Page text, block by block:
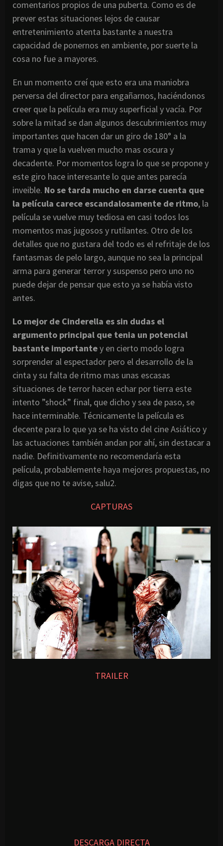
comentarios propios de una puberta. Como es de
prever estas situaciones lejos de causar
entretenimiento atenta bastante a nuestra
capacidad de ponernos en ambiente, por suerte la
cosa no fue a mayores.
En un momento creí que esto era una maniobra
perversa del director para engañarnos, haciéndonos
creer que la película era muy superficial y vacía. Por
sobre la mitad se dan algunos descubrimientos muy
importantes que hacen dar un giro de 180° a la
trama y que la vuelven mucho mas oscura y
decadente. Por momentos logra lo que se propone y
este giro hace interesante lo que antes parecía
inveible. No se tarda mucho en darse cuenta que
la película carece escandalosamente de ritmo, la
película se vuelve muy tediosa en casi todos los
momentos mas jugosos y rutilantes. Otro de los
detalles que no gustara del todo es el refritaje de los
fantasmas de pelo largo, aunque no sea la principal
arma para generar terror y suspenso pero uno no
puede dejar de pensar que esto ya se había visto
antes.
Lo mejor de Cinderella es sin dudas el
argumento principal que tenia un potencial
bastante importantey en cierto modo logra
sorprender al espectador pero el desarrollo de la
cinta y su falta de ritmo mas unas escasas
situaciones de terror hacen echar por tierra este
intento ”shock” final, que dicho y sea de paso, se
hace interminable. Técnicamente la película es
decente para lo que ya se ha visto del cine Asiático y
las actuaciones también andan por ahí, sin destacar a
nadie. Definitivamente no recomendaría esta
película, probablemente haya mejores propuestas, no
digas que no te avise, salu2.
CAPTURAS
TRAILER
DESCARGA DIRECTA